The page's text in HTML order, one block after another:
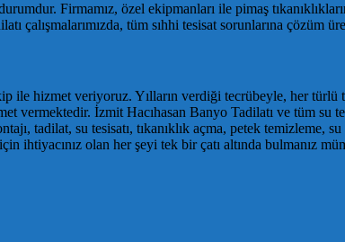
Firmamız, özel ekipmanları ile pimaş
çalışmalarımızda, tüm sıhhi tesisat sorunlarına çözüm
ile hizmet veriyoruz. Yılların verdiği tecrübeyle, her
İzmit Hacıhasan Banyo Tadilatı ve tüm su
tadilat, su tesisatı, tıkanıklık açma, petek temizleme,
ihtiyacınız olan her şeyi tek bir çatı altında bulmanız